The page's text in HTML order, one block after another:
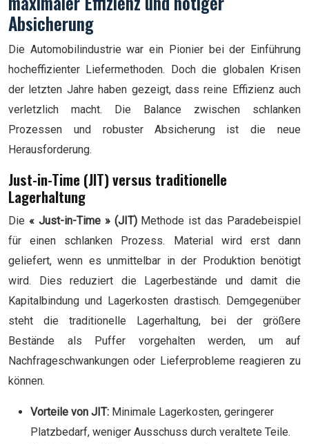
Absicherung
Die Automobilindustrie war ein Pionier bei der Einführung
hocheffizienter Liefermethoden. Doch die globalen Krisen
der letzten Jahre haben gezeigt, dass reine Effizienz auch
verletzlich macht. Die Balance zwischen schlanken
Prozessen und robuster Absicherung ist die neue
Herausforderung.
Just-in-Time (JIT) versus traditionelle
Lagerhaltung
Die « Just-in-Time » (JIT)Methode ist das Paradebeispiel
für einen schlanken Prozess. Material wird erst dann
geliefert, wenn es unmittelbar in der Produktion benötigt
wird. Dies reduziert die Lagerbestände und damit die
Kapitalbindung und Lagerkosten drastisch. Demgegenüber
steht die traditionelle Lagerhaltung, bei der größere
Bestände als Puffer vorgehalten werden, um auf
Nachfrageschwankungen oder Lieferprobleme reagieren zu
können.
Vorteile von JIT: Minimale Lagerkosten, geringerer
Platzbedarf, weniger Ausschuss durch veraltete Teile.